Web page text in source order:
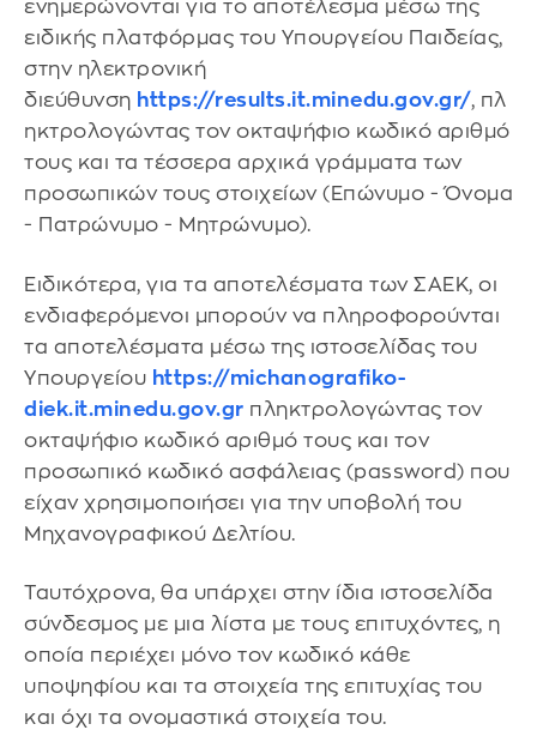
ενημερώνονται για το αποτέλεσμα μέσω της
ειδικής πλατφόρμας του Υπουργείου Παιδείας,
στην ηλεκτρονική
διεύθυνση https://results.it.minedu.gov.gr/, πλ
ηκτρολογώντας τον οκταψήφιο κωδικό αριθμό
τους και τα τέσσερα αρχικά γράμματα των
προσωπικών τους στοιχείων (Επώνυμο - Όνομα
- Πατρώνυμο - Μητρώνυμο).
Ειδικότερα, για τα αποτελέσματα των ΣΑΕΚ, οι
ενδιαφερόμενοι μπορούν να πληροφορούνται
τα αποτελέσματα μέσω της ιστοσελίδας του
Υπουργείου https://michanografiko-
diek.it.minedu.gov.gr πληκτρολογώντας τον
οκταψήφιο κωδικό αριθμό τους και τον
προσωπικό κωδικό ασφάλειας (password) που
είχαν χρησιμοποιήσει για την υποβολή του
Μηχανογραφικού Δελτίου.
Ταυτόχρονα, θα υπάρχει στην ίδια ιστοσελίδα
σύνδεσμος με μια λίστα με τους επιτυχόντες, η
οποία περιέχει μόνο τον κωδικό κάθε
υποψηφίου και τα στοιχεία της επιτυχίας του
και όχι τα ονομαστικά στοιχεία του.